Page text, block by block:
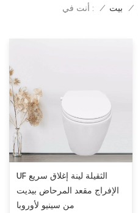
أنت في : / بيت /
UF الثقيلة لينة إغلاق سريع
الإفراج مقعد المرحاض بيديت
من سينيو لأوروبا